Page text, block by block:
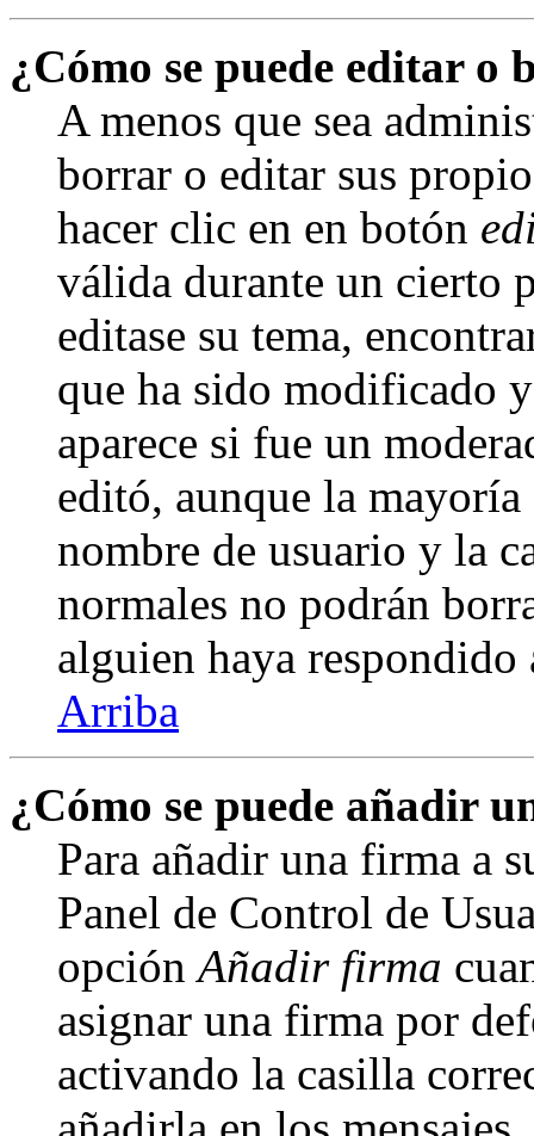
¿Cómo se puede editar o
A menos que sea
borrar o editar sus
hacer clic en en botón
válida durante un cierto
editase su tema,
que ha sido modificado
aparece si fue un
editó, aunque la
nombre de usuario y la
normales no podrán
alguien haya respondido
Arriba
¿Cómo se puede añadir
Para añadir una firma a
Panel de Control de
opciónAñadir firma
asignar una firma por
activando la casilla